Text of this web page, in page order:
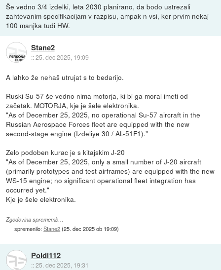
Še vedno 3/4 izdelki, leta 2030 planirano, da bodo ustrezali
zahtevanim specifikacijam v razpisu, ampak n vsi, ker prvim nekaj
100 manjka tudi HW.
Stane2
::25. dec 2025, 19:09
A lahko že nehaš utrujat s to bedarijo.
Ruski Su-57 še vedno nima motorja, ki bi ga moral imeti od
začetak. MOTORJA, kje je šele elektronika.
"As of December 25, 2025, no operational Su-57 aircraft in the
Russian Aerospace Forces fleet are equipped with the new
second-stage engine (Izdeliye 30 / AL-51F1)."
Zelo podoben kurac je s kitajskim J-20
"As of December 25, 2025, only a small number of J-20 aircraft
(primarily prototypes and test airframes) are equipped with the new
WS-15 engine; no significant operational fleet integration has
occurred yet."
Kje je šele elektronika.
Zgodovina sprememb…
spremenilo:Stane2(25. dec 2025 ob 19:09)
Poldi112
::25. dec 2025, 19:31